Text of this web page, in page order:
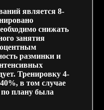
является 8-
снижать
занятия
разминки и
Тренировку 4-
в том случае
по плану была